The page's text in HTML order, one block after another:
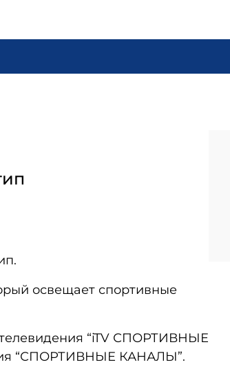
освещает спортивные
телевидения “iTV СПОРТИВНЫЕ
“СПОРТИВНЫЕ КАНАЛЫ”.